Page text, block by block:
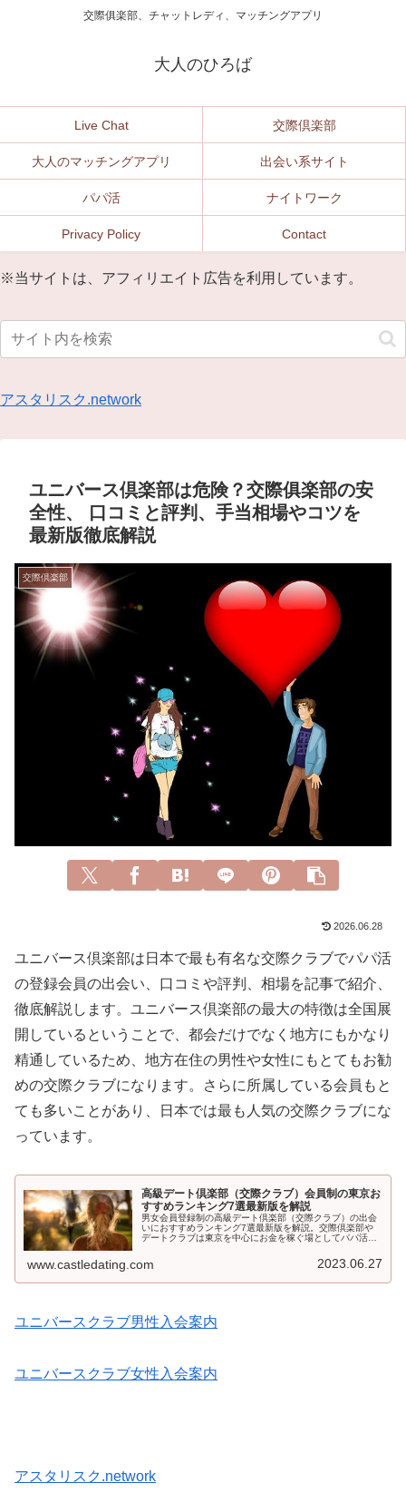
交際俱楽部、チャットレディ、マッチングアプリ
大人のひろば
Live Chat 交際倶楽部
大人のマッチングアプリ 出会い系サイト
パパ活 ナイトワーク
Privacy Policy Contact
※当サイトは、アフィリエイト広告を利用しています。
アスタリスク.network
ユニバース倶楽部は危険？交際俱楽部の安
全性、 口コミと評判、手当相場やコツを
最新版徹底解説
交際倶楽部
2026.06.28
ユニバース倶楽部は日本で最も有名な交際クラブでパパ活
の登録会員の出会い、口コミや評判、相場を記事で紹介、
徹底解説します。ユニバース倶楽部の最大の特徴は全国展
開しているということで、都会だけでなく地方にもかなり
精通しているため、地方在住の男性や女性にもとてもお勧
めの交際クラブになります。さらに所属している会員もと
ても多いことがあり、日本では最も人気の交際クラブにな
っています。
高級デート倶楽部（交際クラブ）会員制の東京お
すすめランキング7選最新版を解説
男女会員登録制の高級デート倶楽部（交際クラブ）の出会
いにおすすめランキング7選最新版を解説。交際倶楽部や
デートクラブは東京を中心にお金を稼ぐ場としてパパ活に
的長いことから、老舗の運営会社も多く、会社が仲介をし
てくれることから詐欺などの不安が少ないことがとても好
www.castledating.com 2023.06.27
ユニバースクラブ男性入会案内
ユニバースクラブ女性入会案内
アスタリスク.network